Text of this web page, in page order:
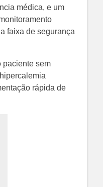
médica, e um
faixa de segurança
paciente sem
rápida de